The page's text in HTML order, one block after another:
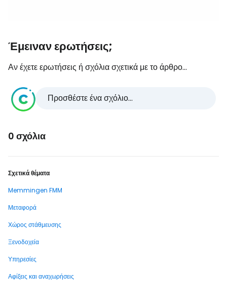
Έμειναν ερωτήσεις;
Αν έχετε ερωτήσεις ή σχόλια σχετικά με το άρθρο...
Προσθέστε ένα σχόλιο...
0 σχόλια
Σχετικά θέματα
Memmingen FMM
Μεταφορά
Χώρος στάθμευσης
Ξενοδοχεία
Υπηρεσίες
Αφίξεις και αναχωρήσεις